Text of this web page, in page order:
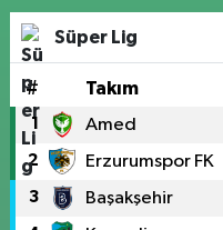
Süper Lig
# Takım
1 Amed
2 Erzurumspor FK
3 Başakşehir